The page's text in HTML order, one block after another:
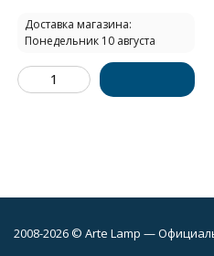
Доставка магазина:
Понедельник 10 августа
2008-2026 © Arte Lamp —